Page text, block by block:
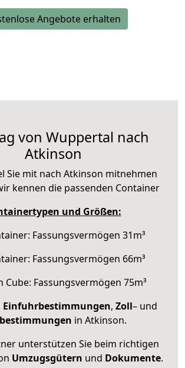
Angebote erhalten
von Wuppertal nach
Atkinson
Sie mit nach Atkinson mitnehmen
kennen die passenden Container
und Größen:
Fassungsvermögen 31m³
Fassungsvermögen 66m³
Cube: Fassungsvermögen 75m³
Einfuhrbestimmungen, Zoll– und
in Atkinson.
unterstützen Sie beim richtigen
Umzugsgütern und Dokumente.